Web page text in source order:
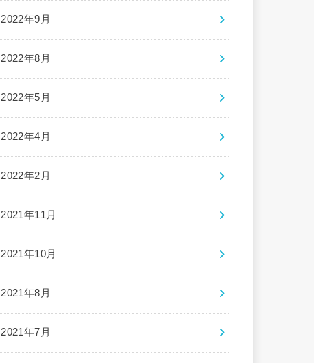
2022年9月
2022年8月
2022年5月
2022年4月
2022年2月
2021年11月
2021年10月
2021年8月
2021年7月